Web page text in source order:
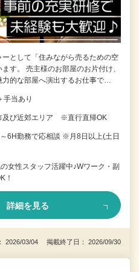
ーとして「住みながら売るための空
す。 売主様のお部屋のお片付け、
的な部屋へ演出するお仕事で…
手当あり
及び近郊エリア ※直行直帰OK
6H勤務で応相談 ※月8日以上(土日
女性スタッフ活躍中♪Wワーク・副
！
詳細を見る
2026/03/04 掲載終了日： 2026/09/30